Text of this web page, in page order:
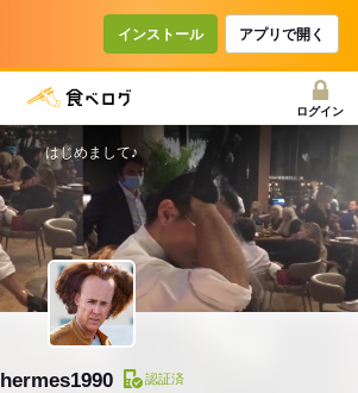
インストール アプリで開く
ログイン
hermes1990 認証済
はじめまして♪